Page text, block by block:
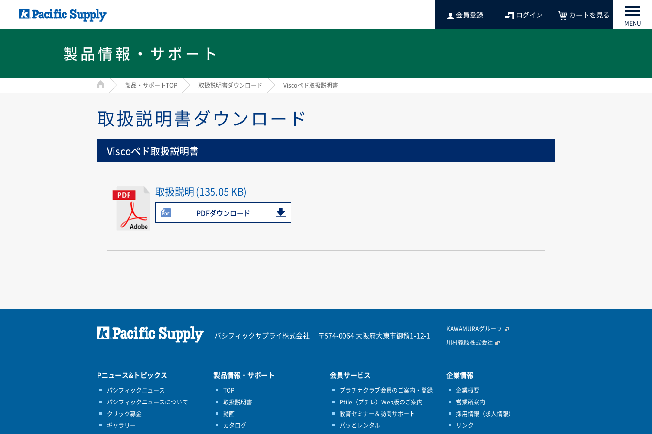
会員登録 ログイン カートを見る
MENU
製品情報・サポート
HOME 製品・サポートTOP 取扱説明書ダウンロード Viscoペド取扱説明書
取扱説明書ダウンロード
Viscoペド取扱説明書
取扱説明 (135.05 KB)
PDFダウンロード
パシフィックサプライ株式会社 〒574-0064 大阪府大東市御領1-12-1
KAWAMURAグループ
川村義肢株式会社
Pニュース&トピックス
パシフィックニュース
パシフィックニュースについて
クリック募金
ギャラリー
製品情報・サポート
TOP
取扱説明書
動画
カタログ
会員サービス
プラチナクラブ会員のご案内・登録
Ptile（プチレ）Web版のご案内
教育セミナー＆訪問サポート
パッとレンタル
企業情報
企業概要
営業所案内
採用情報（求人情報）
リンク